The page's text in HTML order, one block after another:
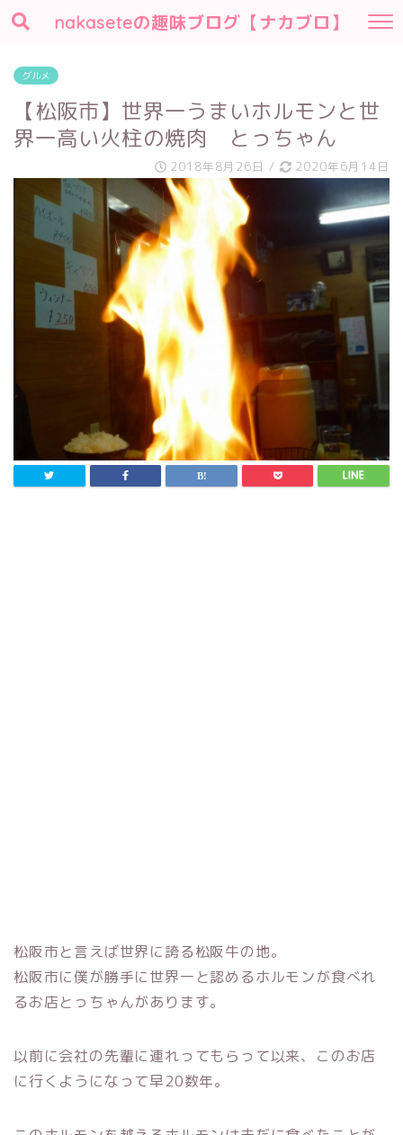
nakaseteの趣味ブログ【ナカブロ】
グルメ
【松阪市】世界一うまいホルモンと世
界一高い火柱の焼肉 とっちゃん
2018年8月26日 / 2020年6月14日
松阪市と言えば世界に誇る松阪牛の地。
松阪市に僕が勝手に世界一と認めるホルモンが食べれ
るお店とっちゃんがあります。
以前に会社の先輩に連れってもらって以来、このお店
に行くようになって早20数年。